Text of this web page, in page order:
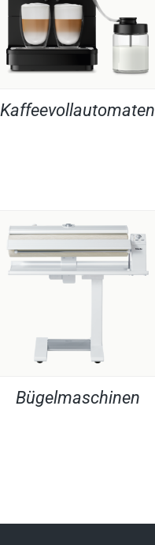
Kaffeevollautomaten
Bügelmaschinen